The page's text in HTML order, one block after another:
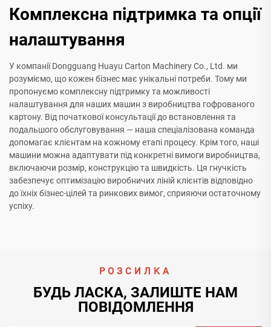
Комплексна підтримка та опції
налаштування
У компанії Dongguang Huayu Carton Machinery Co., Ltd. ми
розуміємо, що кожен бізнес має унікальні потреби. Тому ми
пропонуємо комплексну підтримку та можливості
налаштування для наших машин з виробництва гофрованого
картону. Від початкової консультації до встановлення та
подальшого обслуговування — наша спеціалізована команда
допомагає клієнтам на кожному етапі процесу. Крім того, наші
машини можна адаптувати під конкретні вимоги виробництва,
включаючи розмір, конструкцію та швидкість. Ця гнучкість
забезпечує оптимізацію виробничих ліній клієнтів відповідно
до їхніх бізнес-цілей та ринкових вимог, сприяючи остаточному
успіху.
РОЗСИЛКА
БУДЬ ЛАСКА, ЗАЛИШТЕ НАМ
ПОВІДОМЛЕННЯ